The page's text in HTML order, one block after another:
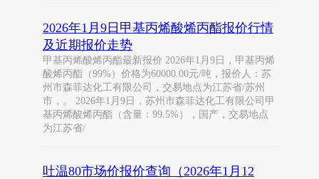
2026年1月9日甲基丙烯酸烯丙酯报价行情
及近期报价走势
甲基丙烯酸烯丙酯最新报价 2026年1月9日，甲基丙烯
酸烯丙酯（99%）价格为60000.00元/吨，报价人：苏
州市森菲达化工有限公司，交易地点为江苏省/苏州
市，。 2026年1月9日，苏州市森菲达化工有限公司甲
基丙烯酸烯丙酯（含量：99.5%），国产，交易地点
为江苏省/
吐温80市场价报价查询（2026年1月12